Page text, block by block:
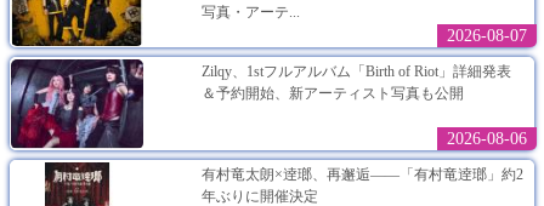
写真・アーテ...
2026-08-07
Zilqy、1stフルアルバム「Birth of Riot」詳細発表
＆予約開始、新アーティスト写真も公開
2026-08-06
有村竜太朗×逹瑯、再邂逅――「有村竜逹瑯」約2
年ぶりに開催決定